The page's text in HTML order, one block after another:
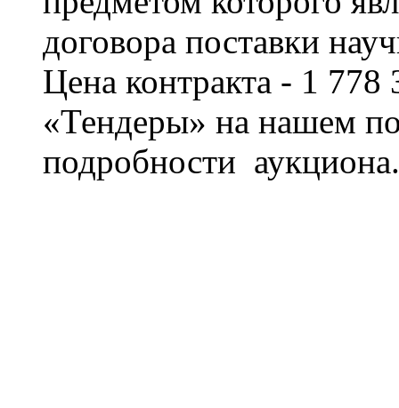
договора поставки
Цена контракта - 1 778
«Тендеры» на нашем
подробности аукциона.